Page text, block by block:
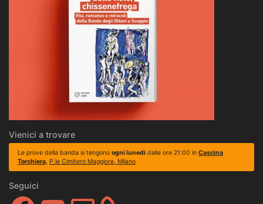
Vienici a trovare
Le prove della banda si tengono ogni lunedì dalle ore 21:00 in Cascina
Torchiera, P.le Cimitero Maggiore, Milano
Seguici
Facebook